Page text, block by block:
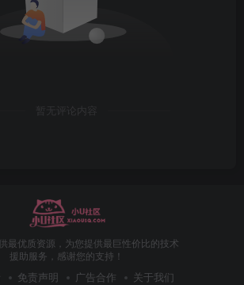
暂无评论内容
最优质资源，为您提供最巨性价比的技术
援助服务，感谢您的支持！
免责声明 广告合作 关于我们